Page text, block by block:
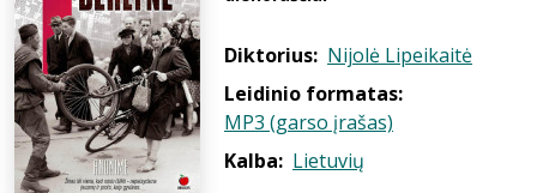
Diktorius: Nijolė Lipeikaitė
Leidinio formatas:
MP3 (garso įrašas)
Kalba: Lietuvių